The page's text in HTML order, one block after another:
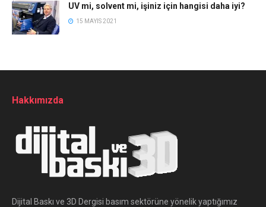
UV mi, solvent mi, işiniz için hangisi daha iyi?
15 MAYIS 2021
Hakkımızda
Dijital Baskı ve 3D Dergisi basım sektörüne yönelik yaptığımız